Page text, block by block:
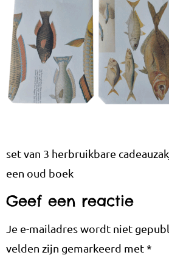
set van 3 herbruikbare
een oud boek
Geef een reactie
Je e-mailadres wordt niet
velden zijn gemarkeerd met*